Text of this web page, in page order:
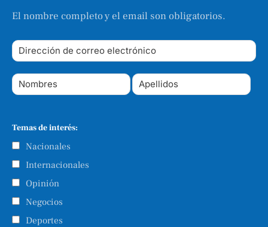
El nombre completo y el email son obligatorios.
Temas de interés:
Nacionales
Internacionales
Opinión
Negocios
Deportes